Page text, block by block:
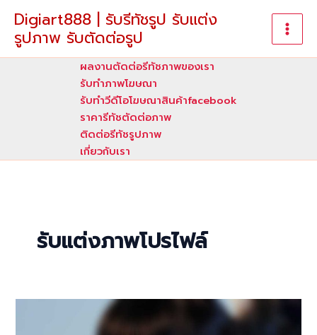
content
Digiart888 | รับรีทัชรูป รับแต่ง
รูปภาพ รับตัดต่อรูป
ผลงานตัดต่อรีทัชภาพของเรา
รับทําภาพโฆษณา
รับทำวีดีโอโฆษณาสินค้าfacebook
ราคารีทัชตัดต่อภาพ
ติดต่อรีทัชรูปภาพ
เกี่ยวกับเรา
รับแต่งภาพโปรไฟล์